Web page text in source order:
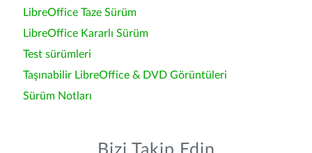
LibreOffice Taze Sürüm
LibreOffice Kararlı Sürüm
Test sürümleri
Taşınabilir LibreOffice & DVD Görüntüleri
Sürüm Notları